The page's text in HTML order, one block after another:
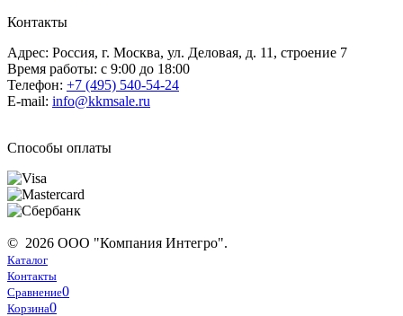
Контакты
Адрес: Россия, г. Москва, ул. Деловая, д. 11, строение 7
Время работы: с 9:00 до 18:00
Телефон: +7 (495) 540-54-24
E-mail: info@kkmsale.ru
Способы оплаты
© 2026 ООО "Компания Интегро".
Каталог
Контакты
Сравнение0
Корзина0